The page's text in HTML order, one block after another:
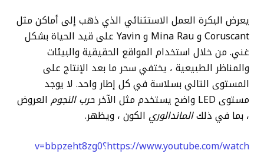
يعرض البكرة العمل الاستثنائي الذي ذهب إلى أماكن مثل
Coruscant و Mina Rau و Yavin على قيد الحياة بشكل
غني. من خلال استخدام المواقع الحقيقية والبيئات
والمناظر الطبيعية ، يختفي سحر ما بعد الإنتاج على
المستوى التالي بسلاسة في كل إطار واحد. لا يوجد
مستوى LED واضح يستخدم مثل الآخر
حرب النجوم العروض
، بما في ذلكالماندالوري الكون ، ويظهر.
https://www.youtube.com/watch؟v=bbpzeht8zg0